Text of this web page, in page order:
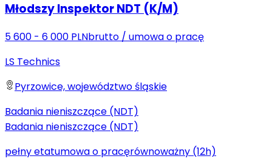
Młodszy Inspektor NDT (K/M)
5 600 - 6 000 PLNbrutto / umowa o pracę
LS Technics
Pyrzowice, województwo śląskie
Badania nieniszczące (NDT)
Badania nieniszczące (NDT)
pełny etatumowa o pracęrównoważny (12h)